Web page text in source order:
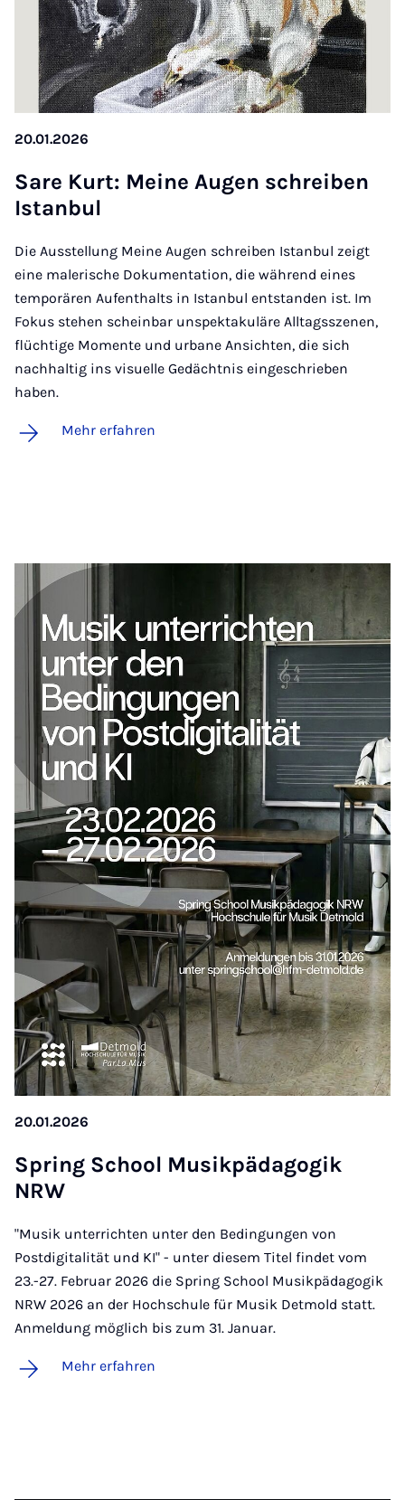
20.01.2026
Sa­re Kurt: Mei­ne Au­gen schrei­ben
Istan­bul
Die Ausstellung Meine Augen schreiben Istanbul zeigt
eine malerische Dokumentation, die während eines
temporären Aufenthalts in Istanbul entstanden ist. Im
Fokus stehen scheinbar unspektakuläre Alltagsszenen,
flüchtige Momente und urbane Ansichten, die sich
nachhaltig ins visuelle Gedächtnis eingeschrieben
haben.
Mehr erfahren
20.01.2026
Spring School Mu­sik­päd­ago­gik
NRW
"Musik unterrichten unter den Bedingungen von
Postdigitalität und KI" - unter diesem Titel findet vom
23.-27. Februar 2026 die Spring School Musikpädagogik
NRW 2026 an der Hochschule für Musik Detmold statt.
Anmeldung möglich bis zum 31. Januar.
Mehr erfahren